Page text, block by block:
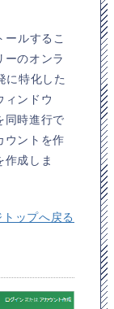
ールするこ
のオンラ
に特化した
ィンドウ
同時進行で
ウントを作
成しま
ップへ戻る